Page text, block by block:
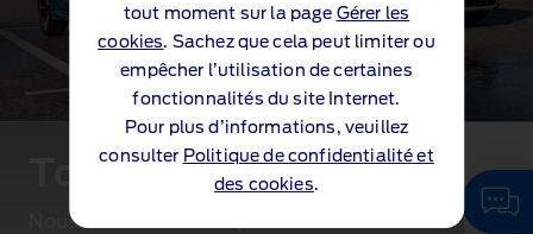
tout moment sur la page Gérer les
cookies. Sachez que cela peut limiter ou
empêcher l’utilisation de certaines
fonctionnalités du site Internet.
Pour plus d’informations, veuillez
consulter Politique de confidentialité et
des cookies.
Toutes nos excuses...
Nous rencontrons un problème. Nous